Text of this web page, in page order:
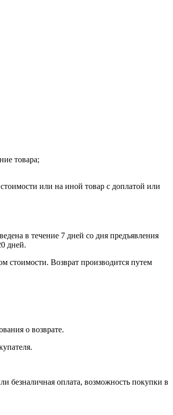
товара;
или на иной товар с доплатой или
в течение 7 дней со дня предъявления
дней.
стоимости. Возврат производится путем
о возврате.
оплата, возможность покупки в